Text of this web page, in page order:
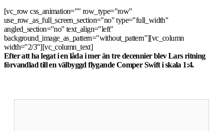
[vc_row css_animation="" row_type="row"
use_row_as_full_screen_section="no" type="full_width"
angled_section="no" text_align="left"
background_image_as_pattern="without_pattern"][vc_column
width="2/3"][vc_column_text]
Efter att ha legat i en låda i mer än tre decennier blev Lars ritning
förvandlad till en välbyggd flygande Comper Swift i skala 1:4.